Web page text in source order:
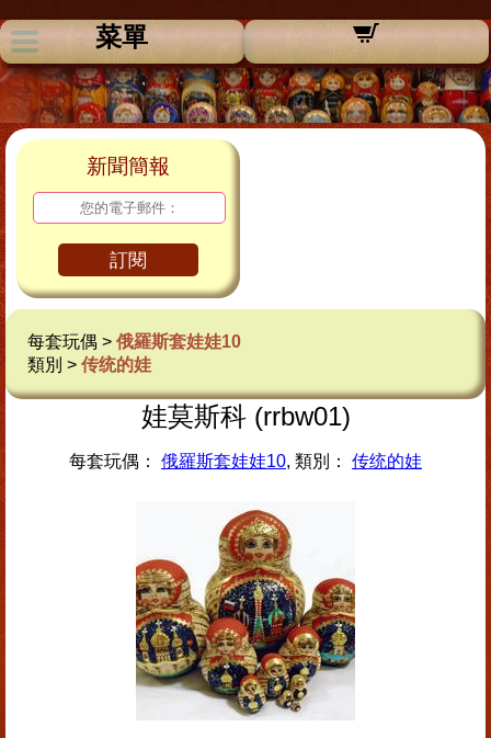
菜單
新聞簡報
訂閱
每套玩偶 > 俄羅斯套娃娃10
類別 > 传统的娃
娃莫斯科 (rrbw01)
每套玩偶： 俄羅斯套娃娃10, 類別： 传统的娃